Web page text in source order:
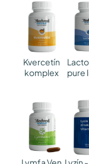
Kvercetín
komplex
pure